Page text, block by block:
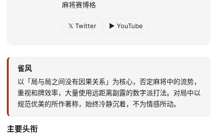
麻将赛博格
𝕏 Twitter ▶ YouTube
雀风
以「局与局之间没有因果关系」为核心，否定麻将中的流势，
重视和牌效率，大量使用远距离副露的数字派打法。对局中以
规范优美的所作著称，始终冷静沉着，不为情感所动。
主要头衔